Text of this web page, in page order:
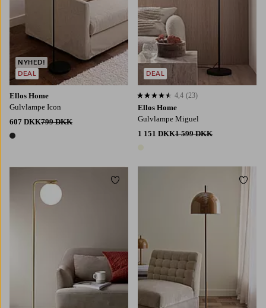
Ellos Home
Gulvlampe Icon
607 DKK799 DKK
1 farve
NYHED!
DEAL
Ellos Home
Gulvlampe Miguel
1 151 DKK1 599 DKK
1 farve
4,4 baseret på 23 bedømmelser
4,4 (23)
DEAL
Tilføj til favoritter